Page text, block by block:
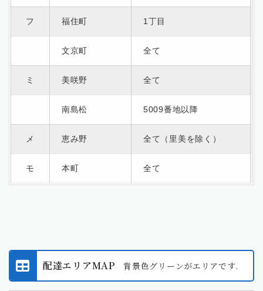
配達エリアMAP 背景色グリーンがエリアです.
フ 福住町 1丁目
文京町 全て
ミ 美咲野 全て
南島松 5009番地以降
メ 恵み野 全て（里美を除く）
モ 本町 全て